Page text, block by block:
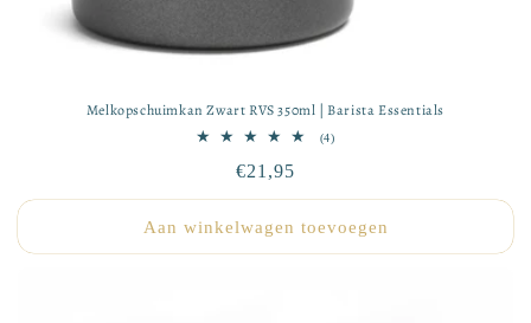
Melkopschuimkan Zwart RVS 350ml | Barista Essentials
(4)4
Normale
prijs
€21,95
Aan winkelwagen toevoegen